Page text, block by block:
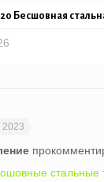
Бесшовная
2023
стальные